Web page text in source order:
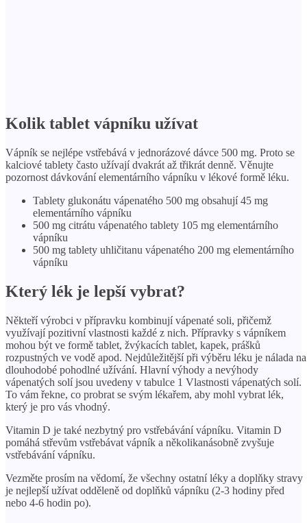
Kolik tablet vápníku užívat
Vápník se nejlépe vstřebává v jednorázové dávce 500 mg. Proto se
kalciové tablety často užívají dvakrát až třikrát denně. Věnujte
pozornost dávkování elementárního vápníku v lékové formě léku.
Tablety glukonátu vápenatého 500 mg obsahují 45 mg
elementárního vápníku
500 mg citrátu vápenatého tablety 105 mg elementárního
vápníku
500 mg tablety uhličitanu vápenatého 200 mg elementárního
vápníku
Který lék je lepší vybrat?
Někteří výrobci v přípravku kombinují vápenaté soli, přičemž
využívají pozitivní vlastnosti každé z nich. Přípravky s vápníkem
mohou být ve formě tablet, žvýkacích tablet, kapek, prášků
rozpustných ve vodě apod. Nejdůležitější při výběru léku je nálada na
dlouhodobé pohodlné užívání. Hlavní výhody a nevýhody
vápenatých solí jsou uvedeny v tabulce 1 Vlastnosti vápenatých solí.
To vám řekne, co probrat se svým lékařem, aby mohl vybrat lék,
který je pro vás vhodný.
Vitamin D je také nezbytný pro vstřebávání vápníku. Vitamin D
pomáhá střevům vstřebávat vápník a několikanásobně zvyšuje
vstřebávání vápníku.
Vezměte prosím na vědomí, že všechny ostatní léky a doplňky stravy
je nejlepší užívat odděleně od doplňků vápníku (2-3 hodiny před
nebo 4-6 hodin po).